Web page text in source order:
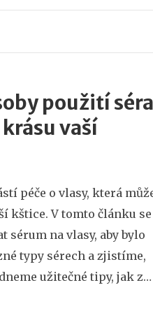
použití séra
vaší
péče o vlasy, která
kštice. V tomto článku se
sérum na vlasy, aby bylo
typy sérech a zjistíme,
užitečné tipy, jak z